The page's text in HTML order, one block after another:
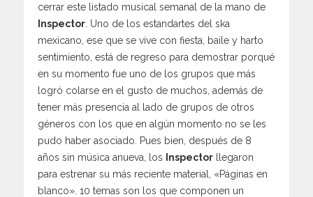
cerrar este listado musical semanal de la mano de
Inspector . Uno de los estandartes del ska
mexicano, ese que se vive con fiesta, baile y harto
sentimiento, está de regreso para demostrar porqué
en su momento fue uno de los grupos que más
logró colarse en el gusto de muchos, además de
tener más presencia al lado de grupos de otros
géneros con los que en algún momento no se les
pudo haber asociado. Pues bien, después de 8
años sin música anueva, los
Inspector llegaron
para estrenar su más reciente material, «Páginas en
blanco». 10 temas son los que componen un